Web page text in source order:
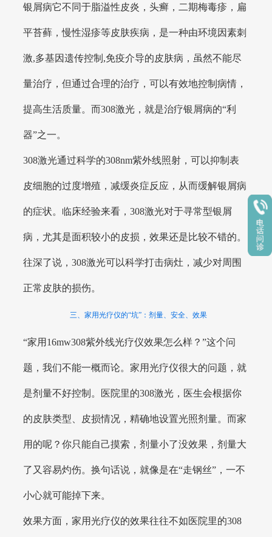
银屑病它不同于脂溢性皮炎，头癣，二期梅毒疹，扁
平苔藓，慢性湿疹等皮肤疾病，是一种由环境因素刺
激,多基因遗传控制,免疫介导的皮肤病，虽然不能尽
量治疗，但通过合理的治疗，可以有效地控制病情，
提高生活质量。而308激光，就是治疗银屑病的“利
器”之一。
308激光通过科学的308nm紫外线照射，可以抑制表
皮细胞的过度增殖，减缓炎症反应，从而缓解银屑病
的症状。临床经验来看，308激光对于寻常型银屑
病，尤其是面积较小的皮损，效果还是比较不错的。
往深了说，308激光可以科学打击病灶，减少对周围
正常皮肤的损伤。
三、家用光疗仪的“坑”：剂量、安全、效果
“家用16mw308紫外线光疗仪效果怎么样？”这个问
题，我们不能一概而论。家用光疗仪很大的问题，就
是剂量不好控制。医院里的308激光，医生会根据你
的皮肤类型、皮损情况，精确地设置光照剂量。而家
用的呢？你只能自己摸索，剂量小了没效果，剂量大
了又容易灼伤。换句话说，就像是在“走钢丝”，一不
小心就可能掉下来。
效果方面，家用光疗仪的效果往往不如医院里的308